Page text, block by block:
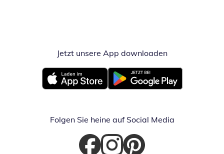
Jetzt unsere App downloadenÖffnet in
Öffnet in neuem FensterÖffnet in neuem Fenster
Folgen Sie heine auf Social Media